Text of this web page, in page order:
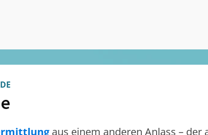
aus einem anderen Anlass – der